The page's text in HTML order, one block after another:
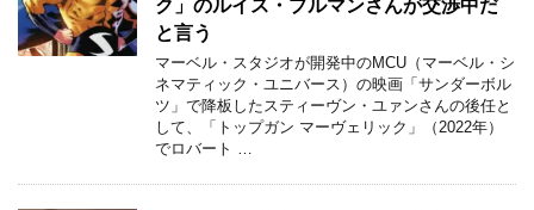
ク」のルイス・プルマンさんが交渉中だ
と言う
マーベル・スタジオが開発中のMCU（マーベル・シ
ネマティック・ユニバース）の映画「サンダーボル
ツ」で降板したスティーヴン・ユァンさんの後任と
して、「トップガン マーヴェリック」（2022年）
でロバート …